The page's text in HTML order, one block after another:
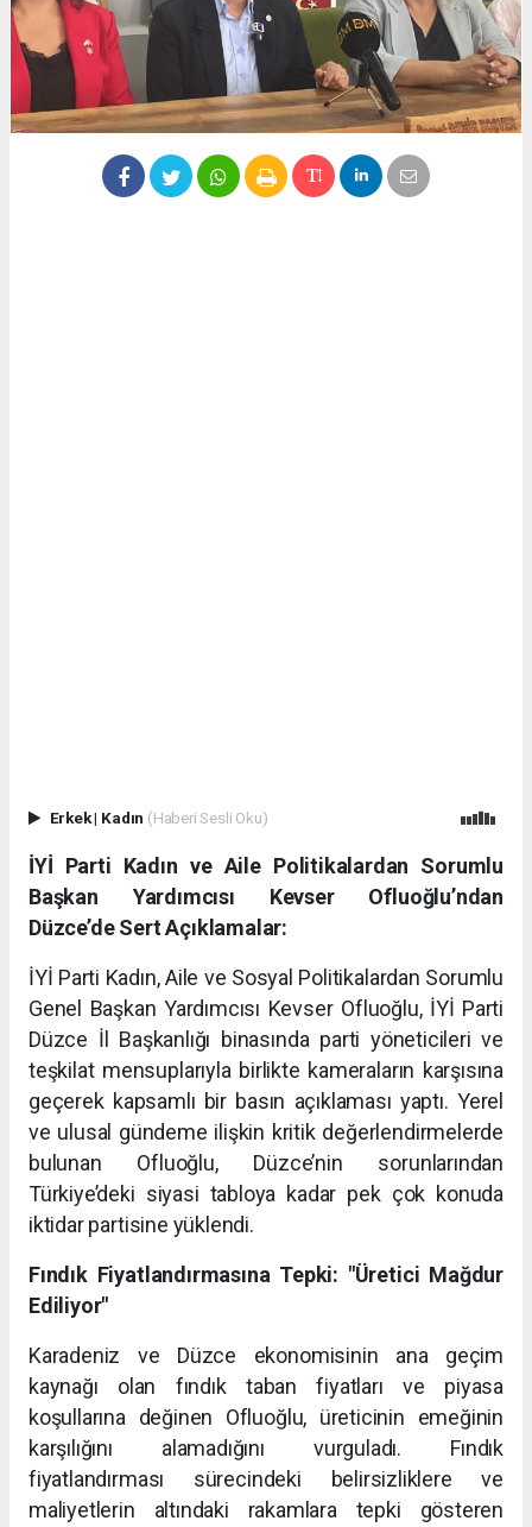
Erkek| Kadın (Haberi Sesli Oku)
İYİ Parti Kadın ve Aile Politikalardan Sorumlu
Başkan Yardımcısı Kevser Ofluoğlu’ndan
Düzce’de Sert Açıklamalar:
İYİ Parti Kadın, Aile ve Sosyal Politikalardan Sorumlu
Genel Başkan Yardımcısı Kevser Ofluoğlu, İYİ Parti
Düzce İl Başkanlığı binasında parti yöneticileri ve
teşkilat mensuplarıyla birlikte kameraların karşısına
geçerek kapsamlı bir basın açıklaması yaptı. Yerel
ve ulusal gündeme ilişkin kritik değerlendirmelerde
bulunan Ofluoğlu, Düzce’nin sorunlarından
Türkiye’deki siyasi tabloya kadar pek çok konuda
iktidar partisine yüklendi.
Fındık Fiyatlandırmasına Tepki: "Üretici Mağdur
Ediliyor"
Karadeniz ve Düzce ekonomisinin ana geçim
kaynağı olan fındık taban fiyatları ve piyasa
koşullarına değinen Ofluoğlu, üreticinin emeğinin
karşılığını alamadığını vurguladı. Fındık
fiyatlandırması sürecindeki belirsizliklere ve
maliyetlerin altındaki rakamlara tepki gösteren